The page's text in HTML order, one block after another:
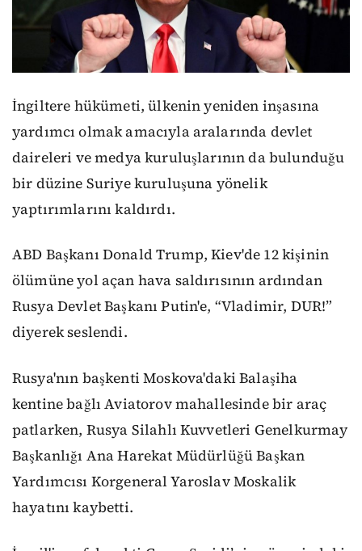
İngiltere hükümeti, ülkenin yeniden inşasına
yardımcı olmak amacıyla aralarında devlet
daireleri ve medya kuruluşlarının da bulunduğu
bir düzine Suriye kuruluşuna yönelik
yaptırımlarını kaldırdı.
ABD Başkanı Donald Trump, Kiev'de 12 kişinin
ölümüne yol açan hava saldırısının ardından
Rusya Devlet Başkanı Putin'e, “Vladimir, DUR!”
diyerek seslendi.
Rusya'nın başkenti Moskova'daki Balaşiha
kentine bağlı Aviatorov mahallesinde bir araç
patlarken, Rusya Silahlı Kuvvetleri Genelkurmay
Başkanlığı Ana Harekat Müdürlüğü Başkan
Yardımcısı Korgeneral Yaroslav Moskalik
hayatını kaybetti.